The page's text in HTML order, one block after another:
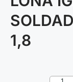
1,8